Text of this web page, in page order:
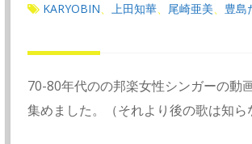
KARYOBIN
上田知華 尾崎亜美 豊島
70-80年代のの邦楽女性シンガーの動
集めました。（それより後の歌は知ら